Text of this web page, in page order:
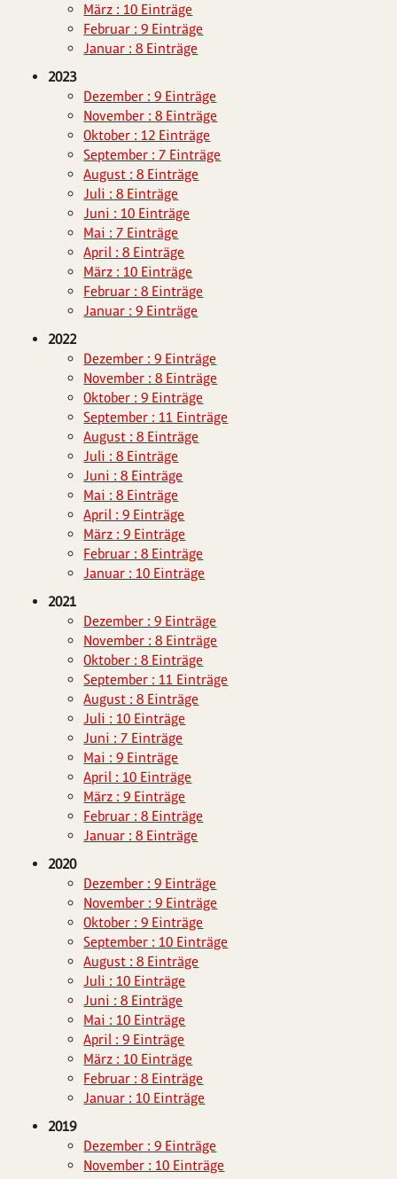
März : 10 Einträge
Februar : 9 Einträge
Januar : 8 Einträge
2023
Dezember : 9 Einträge
November : 8 Einträge
Oktober : 12 Einträge
September : 7 Einträge
August : 8 Einträge
Juli : 8 Einträge
Juni : 10 Einträge
Mai : 7 Einträge
April : 8 Einträge
März : 10 Einträge
Februar : 8 Einträge
Januar : 9 Einträge
2022
Dezember : 9 Einträge
November : 8 Einträge
Oktober : 9 Einträge
September : 11 Einträge
August : 8 Einträge
Juli : 8 Einträge
Juni : 8 Einträge
Mai : 8 Einträge
April : 9 Einträge
März : 9 Einträge
Februar : 8 Einträge
Januar : 10 Einträge
2021
Dezember : 9 Einträge
November : 8 Einträge
Oktober : 8 Einträge
September : 11 Einträge
August : 8 Einträge
Juli : 10 Einträge
Juni : 7 Einträge
Mai : 9 Einträge
April : 10 Einträge
März : 9 Einträge
Februar : 8 Einträge
Januar : 8 Einträge
2020
Dezember : 9 Einträge
November : 9 Einträge
Oktober : 9 Einträge
September : 10 Einträge
August : 8 Einträge
Juli : 10 Einträge
Juni : 8 Einträge
Mai : 10 Einträge
April : 9 Einträge
März : 10 Einträge
Februar : 8 Einträge
Januar : 10 Einträge
2019
Dezember : 9 Einträge
November : 10 Einträge